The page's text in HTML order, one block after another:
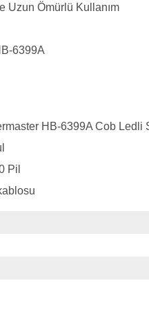
Uzun Ömürlü Kullanım
6399A
HB-6399A Cob Ledli
Pil